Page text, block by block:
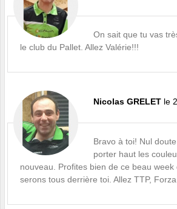
On sait que tu vas
le club du Pallet. Allez Valérie!!!
Nicolas GRELET le
Bravo à toi! Nul
porter haut les
nouveau. Profites bien de ce beau
serons tous derrière toi. Allez TTP,